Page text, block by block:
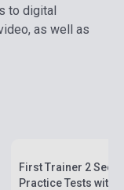
to digital
as well as
First Trainer 2 Second Edition - Six
Practice Tests with